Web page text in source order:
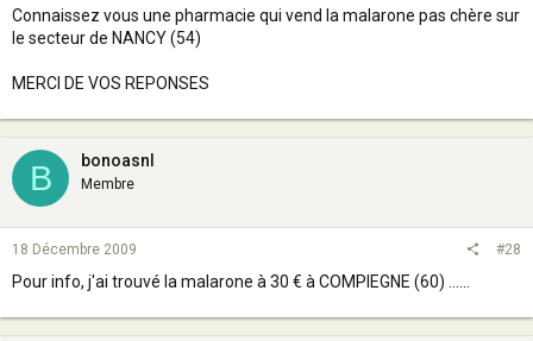
Connaissez vous une pharmacie qui vend la malarone pas chère sur
le secteur de NANCY (54)
MERCI DE VOS REPONSES
B bonoasnl
Membre
18 Décembre 2009 #28
Pour info, j'ai trouvé la malarone à 30 € à COMPIEGNE (60) ......